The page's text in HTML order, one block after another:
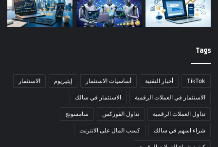
Tags
TikTok أخبار التقنية أساسيات الاستثمار إيثيريوم الاستثمار
الاستثمار في العملات الرقمية الاستثمار في سالك
تداول العملات الرقمية تداول الفوركس سامسونج
شراء اسهم في سالك كسب المال على الانترنت